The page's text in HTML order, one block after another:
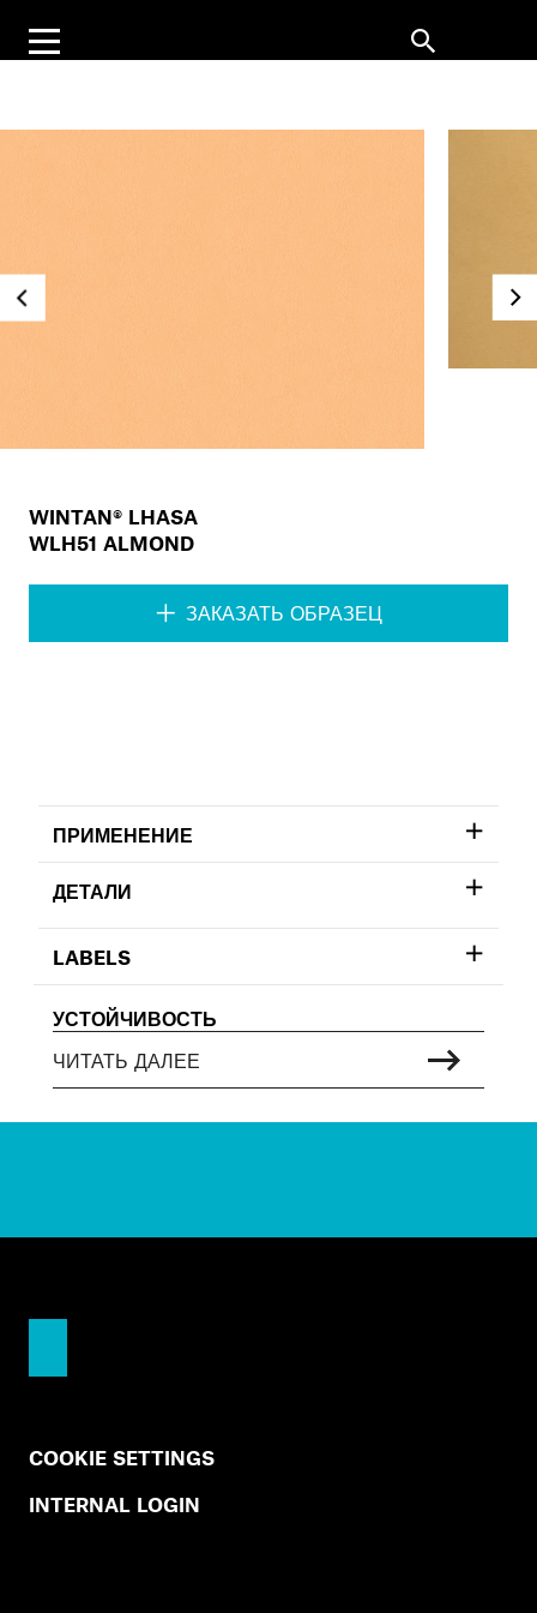
WINTAN® LHASA
WLH51 ALMOND
ЗАКАЗАТЬ ОБРАЗЕЦ
ПРИМЕНЕНИЕ
ДЕТАЛИ
LABELS
УСТОЙЧИВОСТЬ
ЧИТАТЬ ДАЛЕЕ
COOKIE SETTINGS
INTERNAL LOGIN